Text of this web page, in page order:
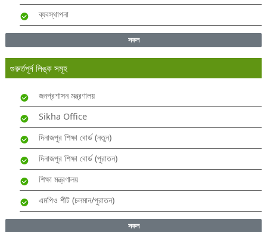
ব্যবস্থাপনা
সকল
গুরুর্তপূর্ন লিঙ্ক সমূহ
জনপ্রশাসন মন্ত্রণালয়
Sikha Office
দিনাজপুর শিক্ষা বোর্ড (নতুন)
দিনাজপুর শিক্ষা বোর্ড (পুরাতন)
শিক্ষা মন্ত্রণালয়
এমপিও শীট (চলমান/পুরাতন)
সকল